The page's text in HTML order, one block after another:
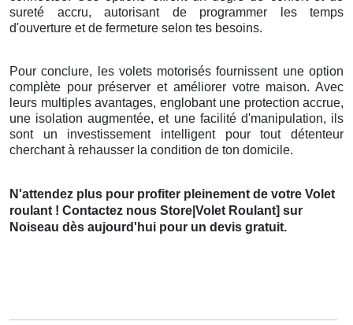
sureté accru, autorisant de programmer les temps
d'ouverture et de fermeture selon tes besoins.
Pour conclure, les volets motorisés fournissent une option
complète pour préserver et améliorer votre maison. Avec
leurs multiples avantages, englobant une protection accrue,
une isolation augmentée, et une facilité d'manipulation, ils
sont un investissement intelligent pour tout détenteur
cherchant à rehausser la condition de ton domicile.
N'attendez plus pour profiter pleinement de votre Volet
roulant ! Contactez nous Store|Volet Roulant] sur
Noiseau dès aujourd'hui pour un devis gratuit.